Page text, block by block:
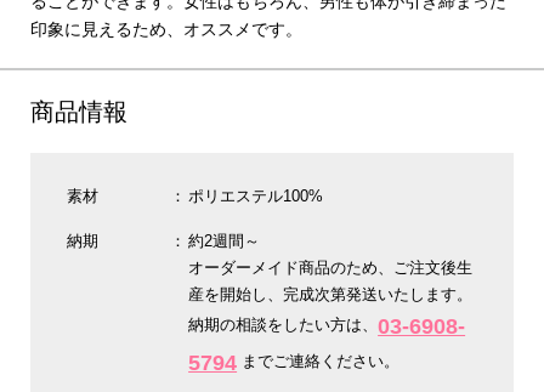
印象に見えるため、オススメです。
商品情報
素材 ポリエステル100%
納期
約2週間～
オーダーメイド商品のため、ご注文後生
産を開始し、完成次第発送いたします。
納期の相談をしたい方は、03-6908-
5794 までご連絡ください。